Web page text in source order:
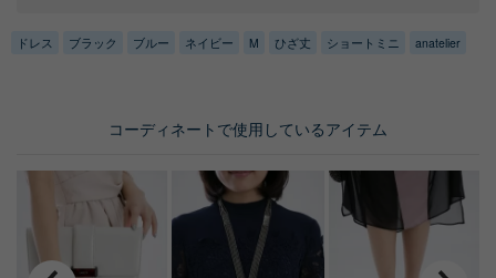
ドレス ブラック ブルー ネイビー M ひざ丈 ショートミニ anatelier
コーディネートで使用しているアイテム